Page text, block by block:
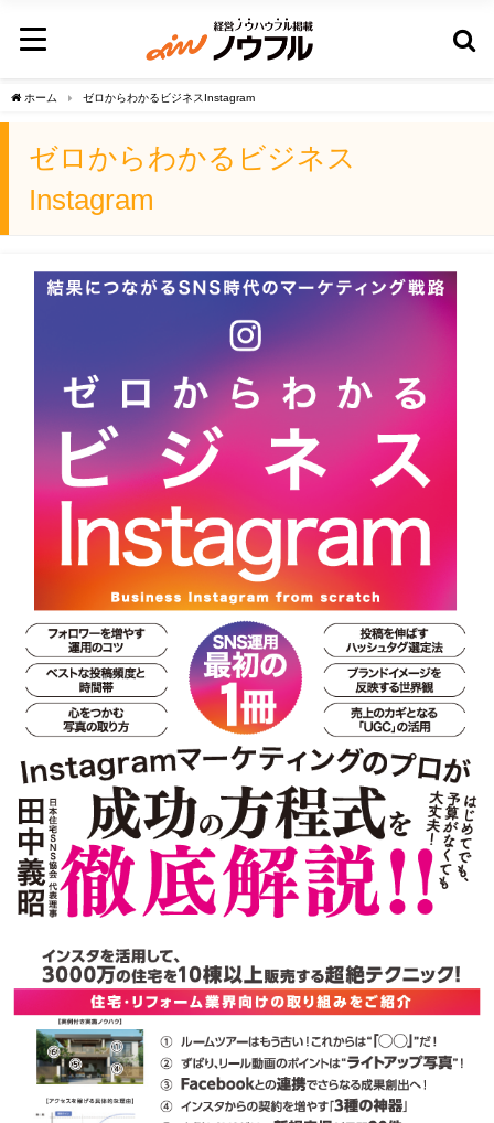
ホーム ゼロからわかるビジネスInstagram
ゼロからわかるビジネス
Instagram